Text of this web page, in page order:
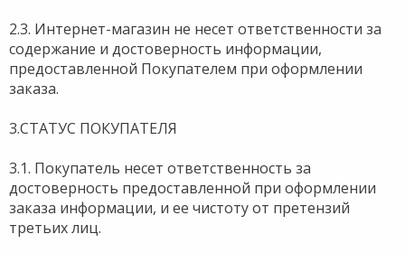
2.3. Интернет-магазин не несет ответственности за
содержание и достоверность информации,
предоставленной Покупателем при оформлении
заказа.
3.СТАТУС ПОКУПАТЕЛЯ
3.1. Покупатель несет ответственность за
достоверность предоставленной при оформлении
заказа информации, и ее чистоту от претензий
третьих лиц.